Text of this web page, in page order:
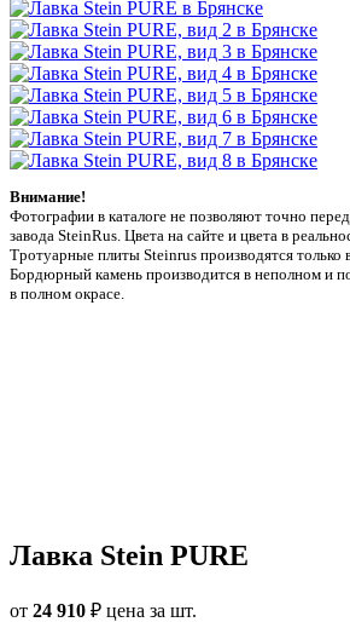
Внимание!
Фотографии в каталоге не позволяют точно
заводa SteinRus. Цвета на сайте и цвета в
Тротуарные плиты Steinrus производятся только
Бордюрный камень производится в неполном и
в полном окрасе.
Лавка Stein PURE
от 24 910 ₽ цена за шт.